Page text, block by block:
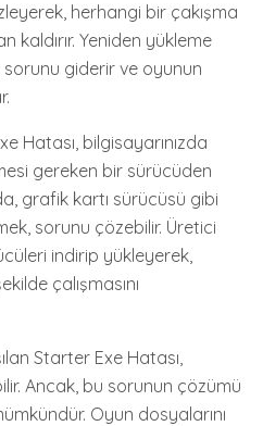
herhangi bir çakışma
kaldırır. Yeniden yükleme
giderir ve oyunun
Hatası, bilgisayarınızda
gereken bir sürücüden
grafik kartı sürücüsü gibi
sorunu çözebilir. Üretici
indirip yükleyerek,
çalışmasını
Starter Exe Hatası,
Ancak, bu sorunun çözümü
Oyun dosyalarını